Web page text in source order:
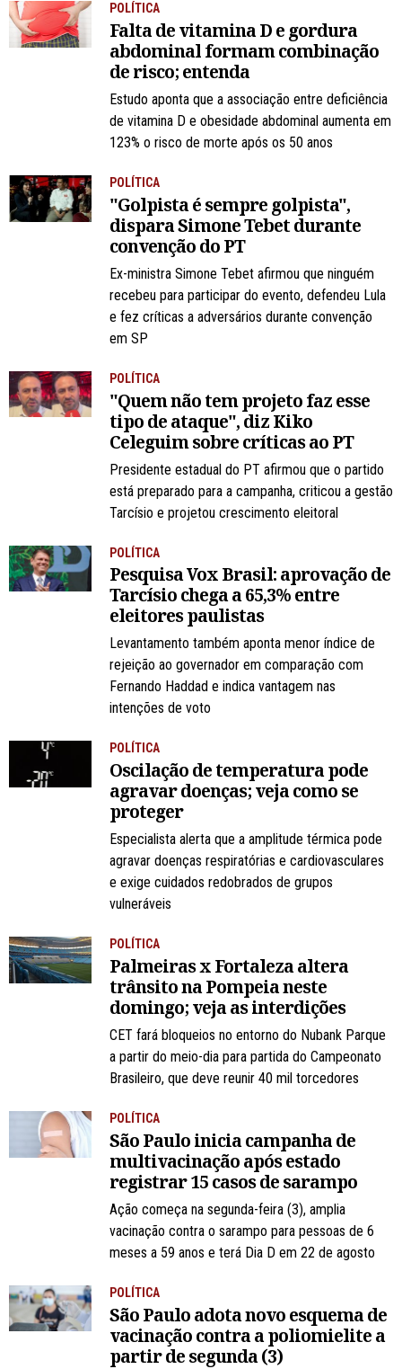
POLÍTICA
Falta de vitamina D e gordura
abdominal formam combinação
de risco; entenda
Estudo aponta que a associação entre deficiência
de vitamina D e obesidade abdominal aumenta em
123% o risco de morte após os 50 anos
POLÍTICA
"Golpista é sempre golpista",
dispara Simone Tebet durante
convenção do PT
Ex-ministra Simone Tebet afirmou que ninguém
recebeu para participar do evento, defendeu Lula
e fez críticas a adversários durante convenção
em SP
POLÍTICA
"Quem não tem projeto faz esse
tipo de ataque", diz Kiko
Celeguim sobre críticas ao PT
Presidente estadual do PT afirmou que o partido
está preparado para a campanha, criticou a gestão
Tarcísio e projetou crescimento eleitoral
POLÍTICA
Pesquisa Vox Brasil: aprovação de
Tarcísio chega a 65,3% entre
eleitores paulistas
Levantamento também aponta menor índice de
rejeição ao governador em comparação com
Fernando Haddad e indica vantagem nas
intenções de voto
POLÍTICA
Oscilação de temperatura pode
agravar doenças; veja como se
proteger
Especialista alerta que a amplitude térmica pode
agravar doenças respiratórias e cardiovasculares
e exige cuidados redobrados de grupos
vulneráveis
POLÍTICA
Palmeiras x Fortaleza altera
trânsito na Pompeia neste
domingo; veja as interdições
CET fará bloqueios no entorno do Nubank Parque
a partir do meio-dia para partida do Campeonato
Brasileiro, que deve reunir 40 mil torcedores
POLÍTICA
São Paulo inicia campanha de
multivacinação após estado
registrar 15 casos de sarampo
Ação começa na segunda-feira (3), amplia
vacinação contra o sarampo para pessoas de 6
meses a 59 anos e terá Dia D em 22 de agosto
POLÍTICA
São Paulo adota novo esquema de
vacinação contra a poliomielite a
partir de segunda (3)